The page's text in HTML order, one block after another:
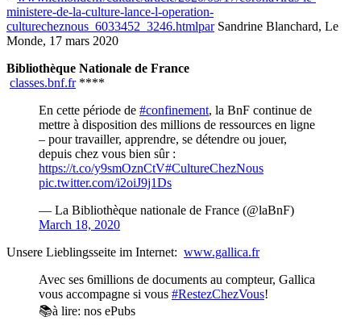
ministere-de-la-culture-lance-l-operation-
culturecheznous_6033452_3246.htmlparSandrine Blanchard, Le
Monde, 17 mars 2020
Bibliothèque Nationale de France
classes.bnf.fr****
En cette période de #confinement, la BnF continue de
mettre à disposition des millions de ressources en ligne
– pour travailler, apprendre, se détendre ou jouer,
depuis chez vous bien sûr :
https://t.co/y9smOznCtV#CultureChezNous
pic.twitter.com/i2oiJ9j1Ds
— La Bibliothèque nationale de France (@laBnF)
March 18, 2020
Unsere Lieblingsseite im Internet: www.gallica.fr
Avec ses 6millions de documents au compteur, Gallica
vous accompagne si vous #RestezChezVous!
📚à lire: nos ePubs